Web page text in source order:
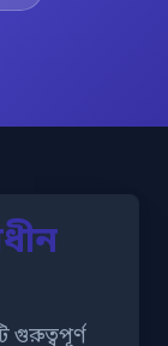
গুরুত্বপূর্ণ